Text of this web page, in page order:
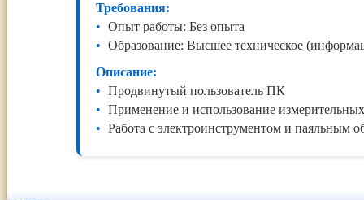
Требования:
Опыт работы: Без опыта
Образование: Высшее техническое
Описание:
Продвинутый пользователь ПК
Применение и использование
Работа с электроинструментом и паяльным